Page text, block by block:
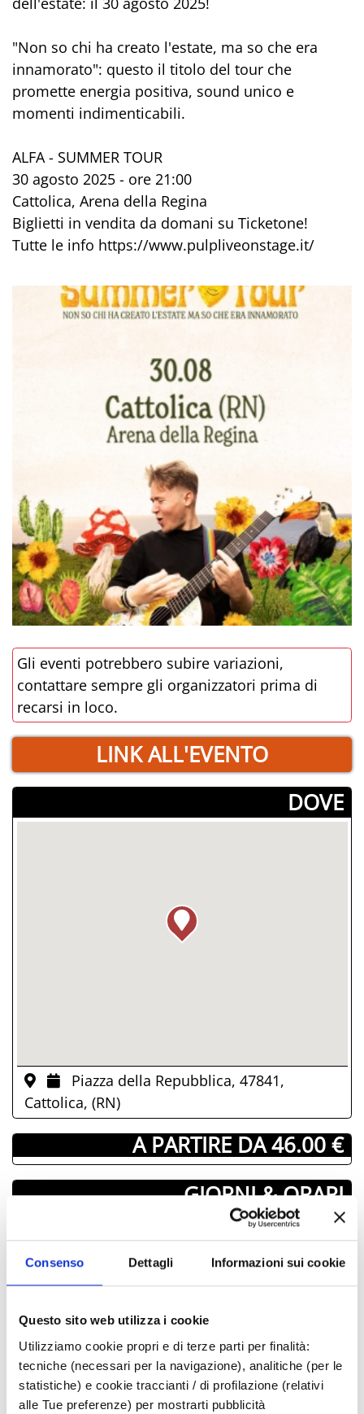
Consenso Dettagli Informazioni sui cookie
Questo sito web utilizza i cookie
Utilizziamo cookie propri e di terze parti per finalità:
tecniche (necessari per la navigazione), analitiche (per le
statistiche) e cookie traccianti / di profilazione (relativi
alle Tue preferenze) per mostrarti pubblicità
"Non so chi ha creato l'estate, ma so che era
innamorato": questo il titolo del tour che
promette energia positiva, sound unico e
momenti indimenticabili.
ALFA - SUMMER TOUR
30 agosto 2025 - ore 21:00
Cattolica, Arena della Regina
Biglietti in vendita da domani su Ticketone!
Tutte le info https://www.pulpliveonstage.it/
Gli eventi potrebbero subire variazioni,
contattare sempre gli organizzatori prima di
recarsi in loco.
LINK ALL'EVENTO
­DOVE
Piazza della Repubblica, 47841,
Cattolica, (RN)
­ A PARTIRE DA 46.00 €
GIORNI & ORARI
Lun
Mar Mer Juev Vier Sab
Dom
28
29 30 31 01 02
03
11
18
19 20 21 22 23
24
25
26 27 28 29 30
31
01
02 03 04 05 06